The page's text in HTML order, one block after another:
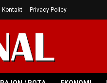
Kontakt Privacy Policy